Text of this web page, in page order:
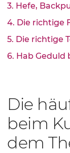
3. Hefe,
4. Die richtige
5. Die richtige
6. Hab Geduld
Die
beim
dem